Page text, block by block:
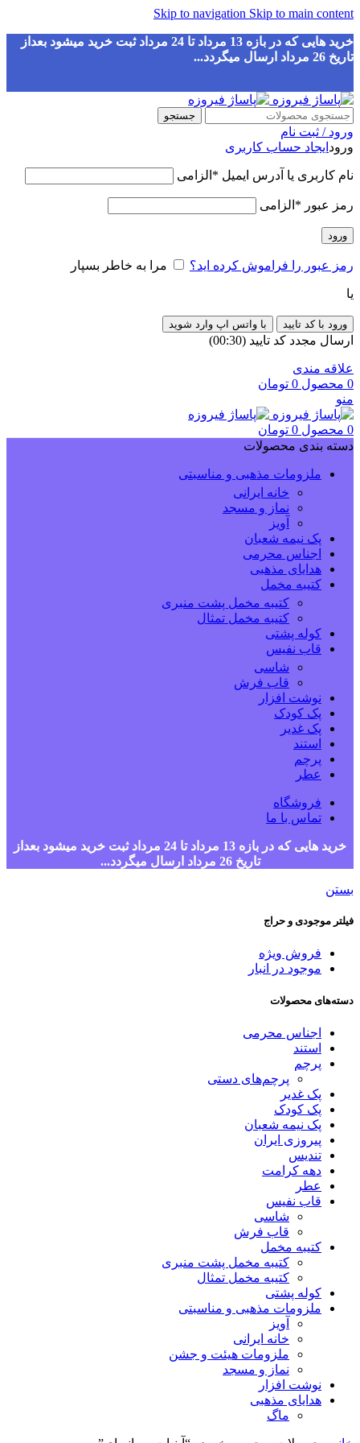
Skip to navigation Skip to main content
خرید هایی که در بازه 13 مرداد تا 24 مرداد ثبت خرید میشود بعداز
تاریخ 26 مرداد ارسال میگردد...
جستجو
ورود / ثبت نام
ورود ایجاد حساب کاربری
نام کاربری یا آدرس ایمیل * الزامی
رمز عبور * الزامی
ورود
رمز عبور را فراموش کرده اید؟ مرا به خاطر بسپار
یا
ورود با کد تایید با واتس اپ وارد شوید
ارسال مجدد کد تایید (00:
30
)
علاقه مندی
0 محصول 0 تومان
منو
0 محصول 0 تومان
دسته بندی محصولات
ملزومات مذهبی و مناسبتی
خانه ایرانی
نماز و مسجد
آویز
پک نیمه شعبان
اجناس محرمی
هدایای مذهبی
کتیبه مخمل
کتیبه مخمل پشت منبری
کتیبه مخمل تمثال
کوله پشتی
قاب نفیس
شاسی
قاب فرش
نوشت افزار
پک کودک
پک غدیر
استند
پرچم
عطر
فروشگاه
تماس با ما
خرید هایی که در بازه 13 مرداد تا 24 مرداد ثبت خرید میشود بعداز
تاریخ 26 مرداد ارسال میگردد...
بستن
فیلتر موجودی و حراج
فروش ویژه
موجود در انبار
دسته‌های محصولات
اجناس محرمی
استند
پرچم
پرچم‌های دستی
پک غدیر
پک کودک
پک نیمه شعبان
پیروزی ایران
تندیس
دهه کرامت
عطر
قاب نفیس
شاسی
قاب فرش
کتیبه مخمل
کتیبه مخمل پشت منبری
کتیبه مخمل تمثال
کوله پشتی
ملزومات مذهبی و مناسبتی
آویز
خانه ایرانی
ملزومات هیئت و جشن
نماز و مسجد
نوشت افزار
هدایای مذهبی
ماگ